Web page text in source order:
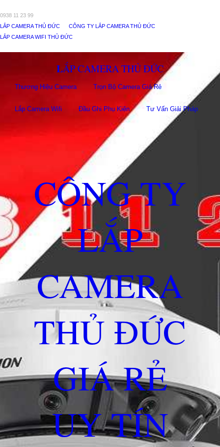
0938 11 23 99
LẮP CAMERA THỦ ĐỨC
CÔNG TY LẮP CAMERA THỦ ĐỨC
LẮP CAMERA WIFI THỦ ĐỨC
LẮP CAMERA THỦ ĐỨC
Thương Hiệu Camera Trọn Bộ Camera Giá Rẻ
Lắp Camera Wifi Đầu Ghi Phụ Kiên Tư Vấn Giải Pháp
CÔNG TY
LẮP
CAMERA
THỦ ĐỨC
GIÁ RẺ
UY TÍN